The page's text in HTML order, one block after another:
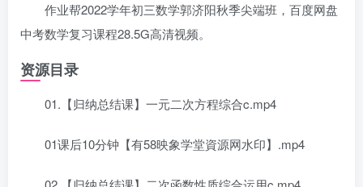
作业帮2022学年初三数学郭济阳秋季尖端班，百度网盘
中考数学复习课程28.5G高清视频。
资源目录
01.【归纳总结课】一元二次方程综合c.mp4
01课后10分钟【有58映象学堂資源网水印】.mp4